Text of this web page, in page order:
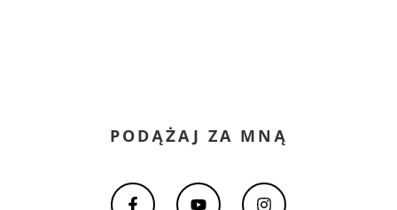
PODĄŻAJ ZA MNĄ